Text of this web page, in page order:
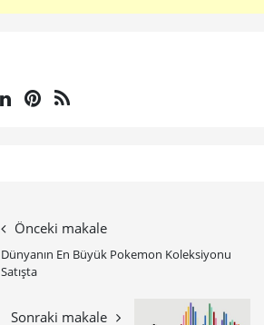
Önceki makale
Dünyanın En Büyük Pokemon Koleksiyonu
Satışta
Sonraki makale